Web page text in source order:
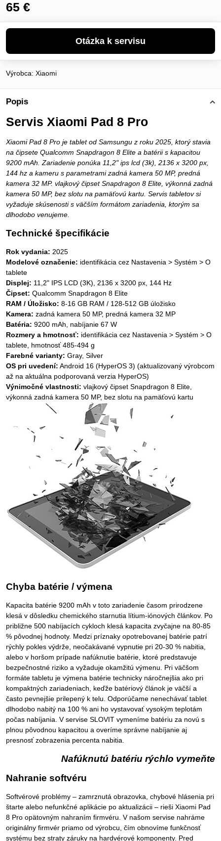
65 €
Výrobca: Xiaomi
Popis
Servis Xiaomi Pad 8 Pro
Xiaomi Pad 8 Pro je tablet od Samsungu z roku 2025, ktorý stavia
na čipsete Qualcomm Snapdragon 8 Elite a batérii s kapacitou
9200 mAh. Zariadenie ponúka 11,2" ips lcd (3k), 2136 x 3200 px,
144 hz a kameru s parametrami zadná kamera 50 MP, predná
kamera 32 MP. vlajkový čipset Snapdragon 8 Elite, výkonná zadná
kamera 50 MP, bez slotu na pamäťovú kartu. Servis tabletov si
vyžaduje skúsenosti s väčším formátom zariadenia, ktorým sa
dlhodobo venujeme.
Technické špecifikácie
Rok vydania: 2025
Modelové označenie: identifikácia cez Nastavenia > Systém > O
tablete
Displej: 11,2" IPS LCD (3K), 2136 x 3200 px, 144 Hz
Čipset: Qualcomm Snapdragon 8 Elite
RAM / Úložisko: 8-16 GB RAM / 128-512 GB úložisko
Kamera: zadná kamera 50 MP, predná kamera 32 MP
Batéria: 9200 mAh, nabíjanie 67 W
Rozmery a hmotnosť: identifikácia cez Nastavenia > Systém > O
tablete, hmotnosť 485-494 g
Farebné varianty: Gray, Silver
OS pri uvedení: Android 16 (HyperOS 3) (aktualizovaný výrobcom
až na aktuálna podporovaná verzia HyperOS)
Výnimočné vlastnosti: vlajkový čipset Snapdragon 8 Elite,
výkonná zadná kamera 50 MP, bez slotu na pamäťovú kartu
Chyba batérie / výmena
Kapacita batérie 9200 mAh v toto zariadenie časom prirodzene
klesá v dôsledku chemického starnutia lítium-iónových článkov. Po
približne 500 nabíjacích cykloch klesá kapacita zvyčajne na 80-85
% pôvodnej hodnoty. Medzi príznaky opotrebovanej batérie patrí
rýchly pokles výdrže, neočakávané vypnutie pri 20-30 % nabitia,
alebo v horšom prípade nafúknutie batérie, ktoré predstavuje
bezpečnostné riziko a vyžaduje okamžitú výmenu. Pri väčšom
formáte tabletu je výmena batérie technicky náročnejšia ako pri
kompaktných zariadeniach, keďže batériový článok je väčší a
často pevnejšie prilepený k telu. Odporúčame nenechávať tablet
dlhodobo nabitý na 100 % ani ho vystavovať vysokým teplotám
počas nabíjania. V servise SLOVIT vymeníme batériu za novú s
plnou pôvodnou kapacitou a overíme správne nabíjanie aj
presnosť zobrazenia percenta nabitia.
Nafúknutú batériu rýchlo vymeňte
Nahranie softvéru
Softvérové problémy – zamrznutá obrazovka, chybové hlásenia pri
štarte alebo nefunkčné aplikácie po aktualizácii – rieši Xiaomi Pad
8 Pro opätovným nahraním firmvéru. V našom servise nahráme
originálny firmvér priamo od výrobcu, čím obnovíme funkčnosť
systému bez straty záruky na hardvérové komponenty. Pred